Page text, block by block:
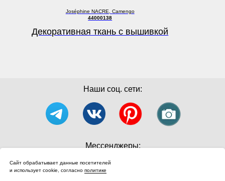
Joséphine NACRE, Camengo
44000138
Декоративная ткань с вышивкой
Сайт обрабатывает данные посетителей
и использует cookie, согласно политике
Наши соц. сети:
Мессенджеры: